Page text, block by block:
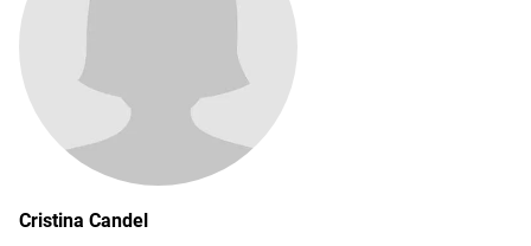
Cristina Candel